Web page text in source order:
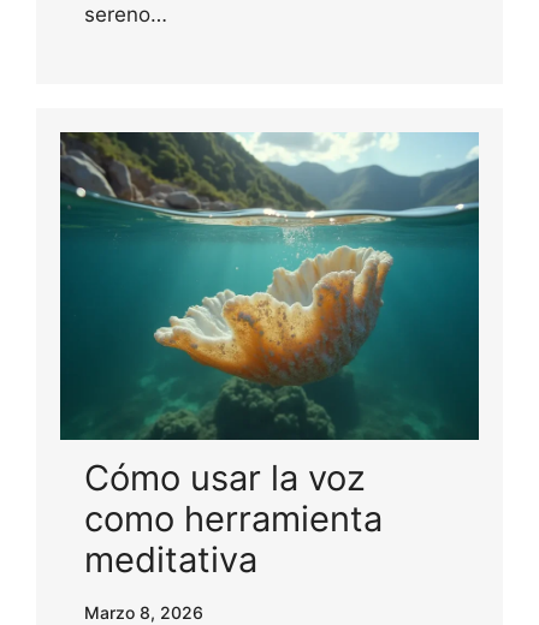
sereno…
Cómo usar la voz
como herramienta
meditativa
Marzo 8, 2026